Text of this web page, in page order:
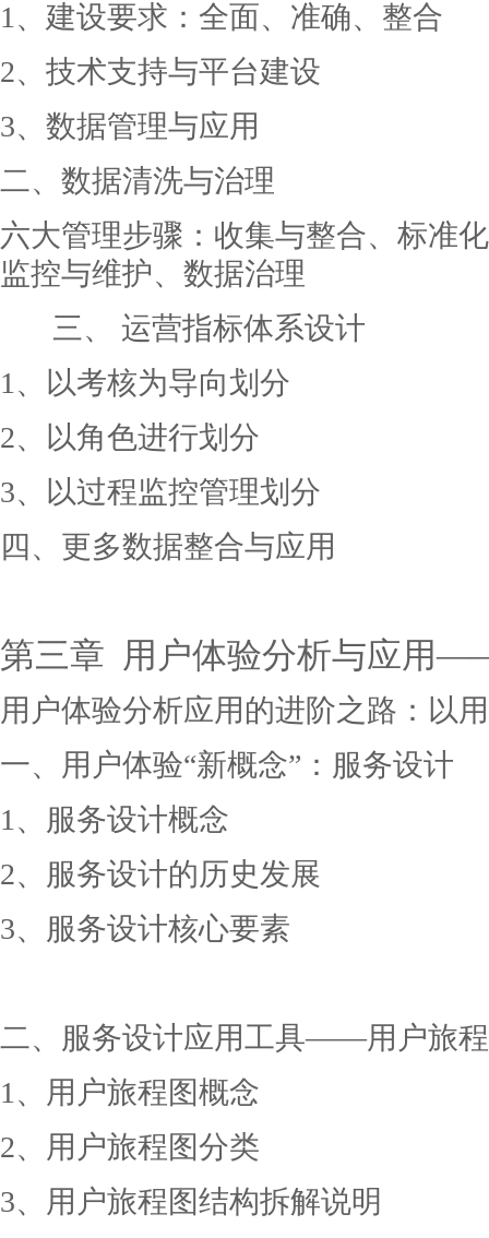
1、建设要求：全面、准确、整合
2、技术支持与平台建设
3、数据管理与应用
二、数据清洗与治理
六大管理步骤：收集与整合、标准
监控与维护、数据治理
三、 运营指标体系设计
1、以考核为导向划分
2、以角色进行划分
3、以过程监控管理划分
四、更多数据整合与应用
第三章 用户体验分析与应用——
用户体验分析应用的进阶之路：以
一、用户体验“新概念”：服务设计
1、服务设计概念
2、服务设计的历史发展
3、服务设计核心要素
二、服务设计应用工具——用户旅
1、用户旅程图概念
2、用户旅程图分类
3、用户旅程图结构拆解说明